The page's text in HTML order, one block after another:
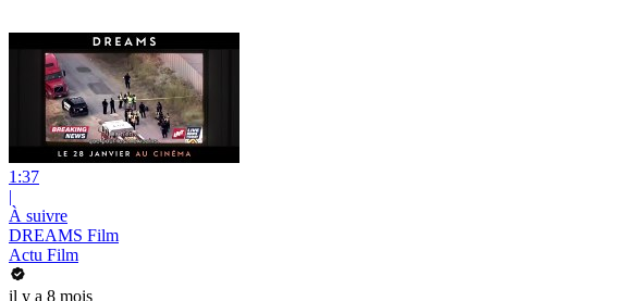
1:37
|
À suivre
DREAMS Film
Actu Film
il y a 8 mois